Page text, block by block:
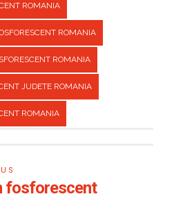
ROMANIA
ROMANIA
ROMANIA
JUDETE ROMANIA
ROMANIA
fosforescent